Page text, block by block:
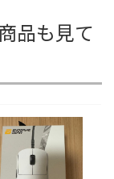
品も見て